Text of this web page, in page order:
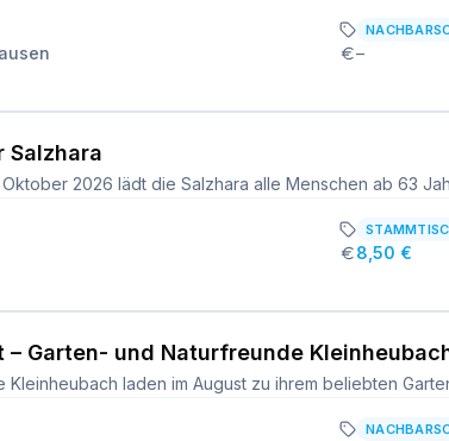
–
Salzhara
8,50 €
Garten- und Naturfreunde